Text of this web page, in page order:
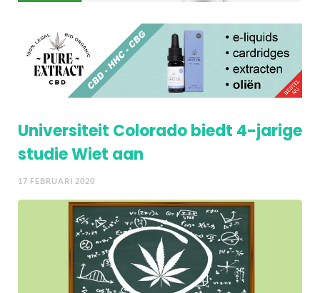
Universiteit Colorado biedt 4-jarige
studie Wiet aan
17 FEBRUARI 2020